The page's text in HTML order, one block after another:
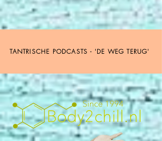
TANTRISCHE PODCASTS - 'DE WEG TERUG'